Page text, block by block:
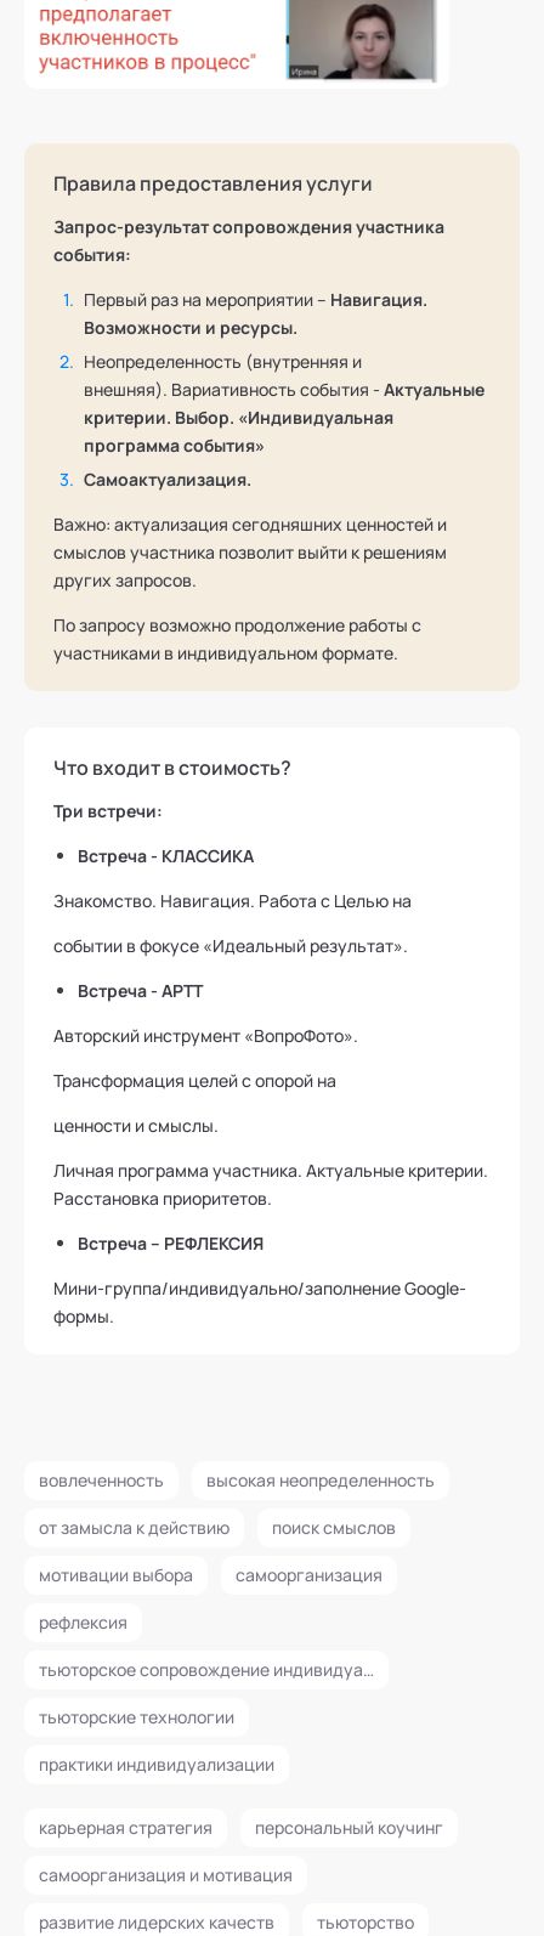
Правила предоставления услуги
Запрос-результат сопровождения участника
события:
Первый раз на мероприятии – Навигация.
Возможности и ресурсы.
Неопределенность (внутренняя и
внешняя). Вариативность события - Актуальные
критерии. Выбор. «Индивидуальная
программа события»
Самоактуализация.
Важно: актуализация сегодняшних ценностей и
смыслов участника позволит выйти к решениям
других запросов.
По запросу возможно продолжение работы с
участниками в индивидуальном формате.
Что входит в стоимость?
Три встречи:
Встреча - КЛАССИКА
Знакомство. Навигация. Работа с Целью на
событии в фокусе «Идеальный результат».
Встреча - АРТT
Авторский инструмент «ВопроФото».
Трансформация целей с опорой на
ценности и смыслы.
Личная программа участника. Актуальные критерии.
Расстановка приоритетов.
Встреча – РЕФЛЕКСИЯ
Мини-группа/индивидуально/заполнение Google-
формы.
вовлеченность высокая неопределенность
от замысла к действию поиск смыслов
мотивации выбора самоорганизация
рефлексия
тьюторское сопровождение индивидуального образовательного маршрута
тьюторские технологии
практики индивидуализации
карьерная стратегия персональный коучинг
самоорганизация и мотивация
развитие лидерских качеств тьюторство